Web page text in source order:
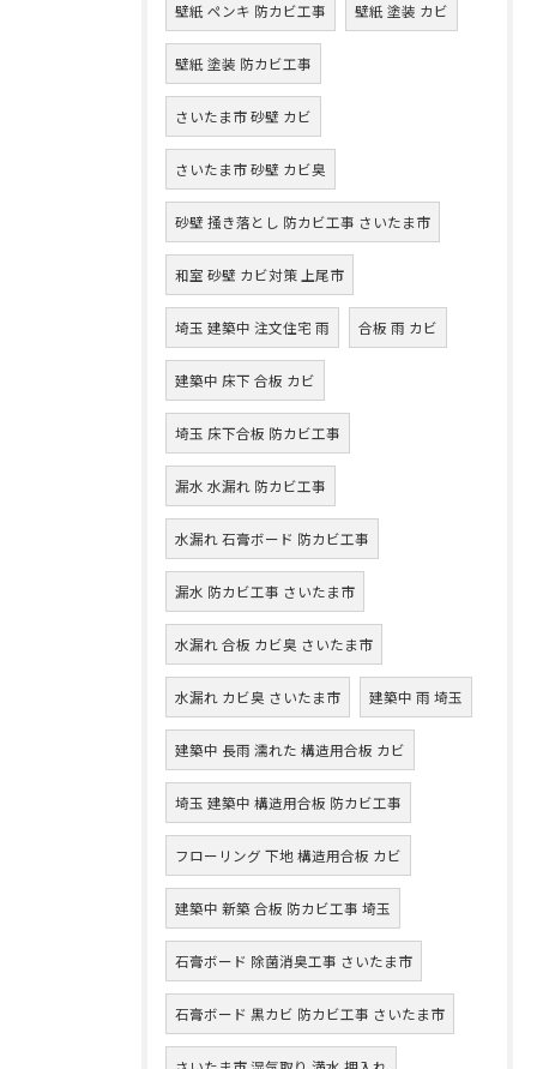
壁紙 ペンキ 防カビ工事 壁紙 塗装 カビ
壁紙 塗装 防カビ工事
さいたま市 砂壁 カビ
さいたま市 砂壁 カビ臭
砂壁 掻き落とし 防カビ工事 さいたま市
和室 砂壁 カビ対策 上尾市
埼玉 建築中 注文住宅 雨 合板 雨 カビ
建築中 床下 合板 カビ
埼玉 床下合板 防カビ工事
漏水 水漏れ 防カビ工事
水漏れ 石膏ボード 防カビ工事
漏水 防カビ工事 さいたま市
水漏れ 合板 カビ臭 さいたま市
水漏れ カビ臭 さいたま市 建築中 雨 埼玉
建築中 長雨 濡れた 構造用合板 カビ
埼玉 建築中 構造用合板 防カビ工事
フローリング 下地 構造用合板 カビ
建築中 新築 合板 防カビ工事 埼玉
石膏ボード 除菌消臭工事 さいたま市
石膏ボード 黒カビ 防カビ工事 さいたま市